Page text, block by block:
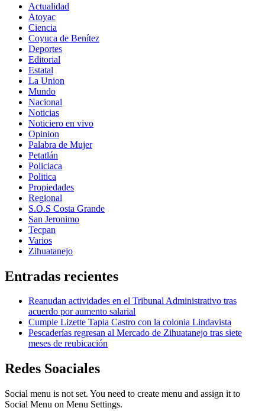
Actualidad
Atoyac
Ciencia
Coyuca de Benítez
Deportes
Editorial
Estatal
La Union
Mundo
Nacional
Noticias
Noticiero en vivo
Opinion
Palabra de Mujer
Petatlán
Policiaca
Politica
Propiedades
Regional
S.O.S Costa Grande
San Jeronimo
Tecpan
Varios
Zihuatanejo
Entradas recientes
Reanudan actividades en el Tribunal Administrativo tras
acuerdo por aumento salarial
Cumple Lizette Tapia Castro con la colonia Lindavista
Pescaderías regresan al Mercado de Zihuatanejo tras siete
meses de reubicación
Redes Soaciales
Social menu is not set. You need to create menu and assign it to
Social Menu on Menu Settings.